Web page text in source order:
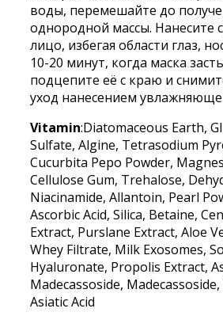
воды, перемешайте до
однородной массы. Нанесите
лицо, избегая области глаз,
10-20 минут, когда маска
подцепите её с краю и
уход нанесением
Vitamin:Diatomaceous Earth,
Sulfate, Algine, Tetrasodium
Cucurbita Pepo Powder,
Cellulose Gum, Trehalose,
Niacinamide, Allantoin, Pearl
Ascorbic Acid, Silica, Betaine,
Extract, Purslane Extract, Aloe
Whey Filtrate, Milk Exosomes,
Hyaluronate, Propolis Extract,
Madecassoside, Madecassoside,
Asiatic Acid